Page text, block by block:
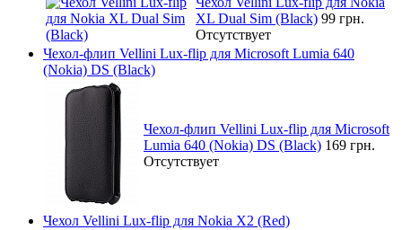
XL Dual Sim (Black) 99 грн.
Отсутствует
Чехол-флип Vellini Lux-flip для Microsoft Lumia 640
(Nokia) DS (Black)
Чехол-флип Vellini Lux-flip для Microsoft
Lumia 640 (Nokia) DS (Black) 169 грн.
Отсутствует
Чехол Vellini Lux-flip для Nokia X2 (Red)